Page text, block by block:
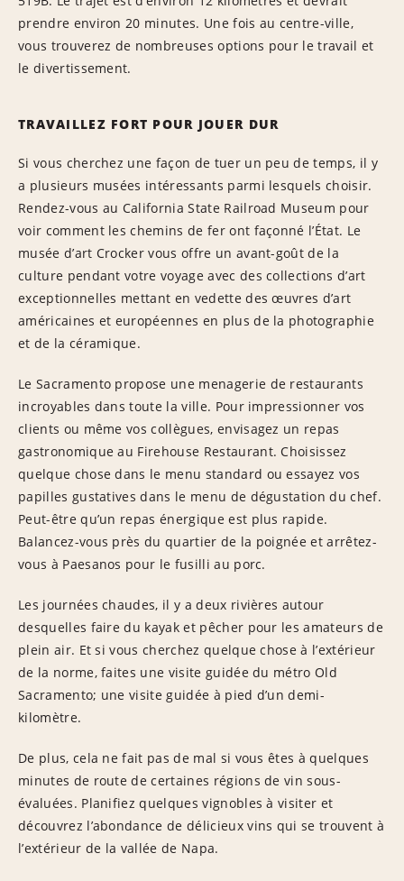
prendre environ 20 minutes. Une fois au centre-ville,
vous trouverez de nombreuses options pour le travail et
le divertissement.
TRAVAILLEZ FORT POUR JOUER DUR
Si vous cherchez une façon de tuer un peu de temps, il y
a plusieurs musées intéressants parmi lesquels choisir.
Rendez-vous au California State Railroad Museum pour
voir comment les chemins de fer ont façonné l’État. Le
musée d’art Crocker vous offre un avant-goût de la
culture pendant votre voyage avec des collections d’art
exceptionnelles mettant en vedette des œuvres d’art
américaines et européennes en plus de la photographie
et de la céramique.
Le Sacramento propose une menagerie de restaurants
incroyables dans toute la ville. Pour impressionner vos
clients ou même vos collègues, envisagez un repas
gastronomique au Firehouse Restaurant. Choisissez
quelque chose dans le menu standard ou essayez vos
papilles gustatives dans le menu de dégustation du chef.
Peut-être qu’un repas énergique est plus rapide.
Balancez-vous près du quartier de la poignée et arrêtez-
vous à Paesanos pour le fusilli au porc.
Les journées chaudes, il y a deux rivières autour
desquelles faire du kayak et pêcher pour les amateurs de
plein air. Et si vous cherchez quelque chose à l’extérieur
de la norme, faites une visite guidée du métro Old
Sacramento; une visite guidée à pied d’un demi-
kilomètre.
De plus, cela ne fait pas de mal si vous êtes à quelques
minutes de route de certaines régions de vin sous-
évaluées. Planifiez quelques vignobles à visiter et
découvrez l’abondance de délicieux vins qui se trouvent à
l’extérieur de la vallée de Napa.